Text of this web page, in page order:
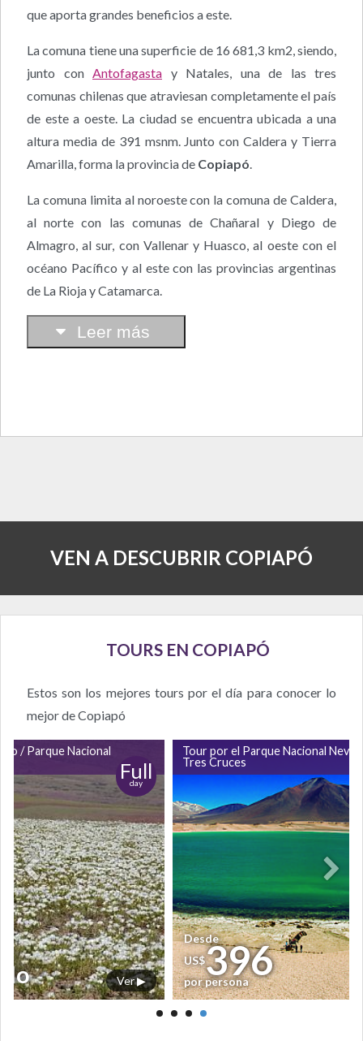
que aporta grandes beneficios a este.
La comuna tiene una superficie de 16 681,3 km2, siendo,
junto con Antofagasta y Natales, una de las tres
comunas chilenas que atraviesan completamente el país
de este a oeste. La ciudad se encuentra ubicada a una
altura media de 391 msnm. Junto con Caldera y Tierra
Amarilla, forma la provincia de Copiapó
La comuna limita al noroeste con la comuna de Caldera,
al norte con las comunas de Chañaral y Diego de
Almagro, al sur, con Vallenar y Huasco, al oeste con el
océano Pacífico y al este con las provincias argentinas
de La Rioja y Catamarca.
Leer más
VEN A DESCUBRIR COPIAPÓ
TOURS EN COPIAPÓ
Estos son los mejores tours por el día para conocer lo
mejor de Copiapó
/ Parque Nacional
Full
day
Ver ▶
Tour por el Parque Nacional
Tres Cruces
Desde
US$396
por persona